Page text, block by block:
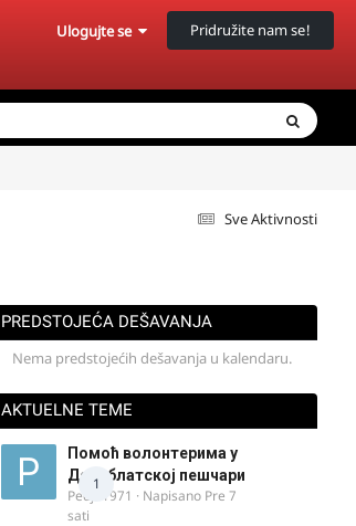
Ulogujte se Pridružite nam se!
Sve Aktivnosti
PREDSTOJEĆA DEŠAVANJA
Nema predstojećih dešavanja u kalendaru.
AKTUELNE TEME
1
Помоћ волонтерима у
Делиблатској пешчари
Pedja1971 · Napisano Pre 7
sati